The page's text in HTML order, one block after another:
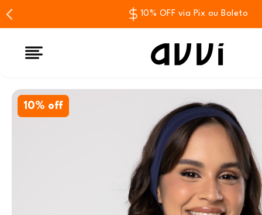
10% OFF via Pix ou Boleto
10% off